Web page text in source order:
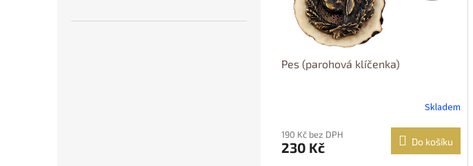
Pes (parohová klíčenka)
Skladem
190 Kč bez DPH
230 Kč Do košíku